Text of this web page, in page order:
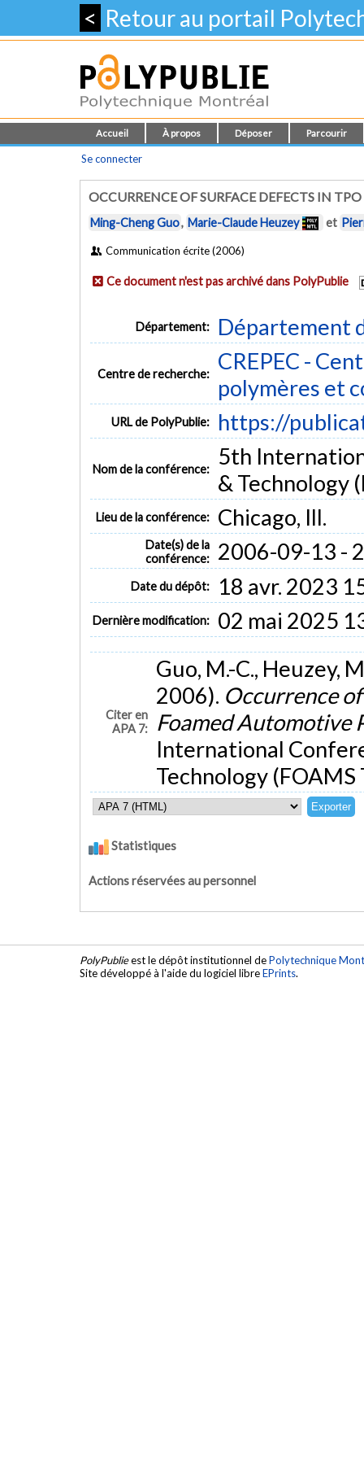
< Retour au portail
Accueil À propos Déposer Parcourir
Se connecter
OCCURRENCE OF SURFACE DEFECTS IN
Ming-Cheng Guo, Marie-Claude Heuzey et
Communication écrite (2006)
Ce document n'est pas archivé dans PolyPublie
Département: Département
Centre de recherche:
CREPEC -
polymères et
URL de PolyPublie: https://
Nom de la conférence:
5th
& Technology
Lieu de la conférence: Chicago, Ill.
Date(s) de la
conférence:
2006-09-13 -
Date du dépôt: 18 avr. 2023
Dernière modification: 02 mai 2025
Citer en
APA 7:
Guo, M.-C., Heuzey,
2006). Occurrence
Foamed Automotive
International
Technology (FOAMS
Statistiques
Actions réservées au personnel
PolyPublieest le dépôt institutionnel dePolytechnique
Site développé à l'aide du logiciel libreEPrints.